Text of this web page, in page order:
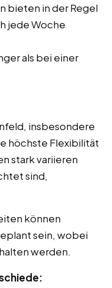
bieten in der Regel
jede Woche
als bei einer
insbesondere
höchste Flexibilität
stark variieren
sind,
können
sein, wobei
werden.